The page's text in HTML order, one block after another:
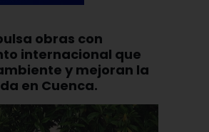
obras con
internacional que
y mejoran la
en Cuenca.